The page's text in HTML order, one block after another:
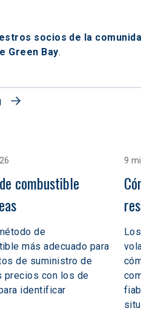
socios de la
Green Bay.
combustible
de
más adecuado para
de suministro de
precios con los de
identificar
9